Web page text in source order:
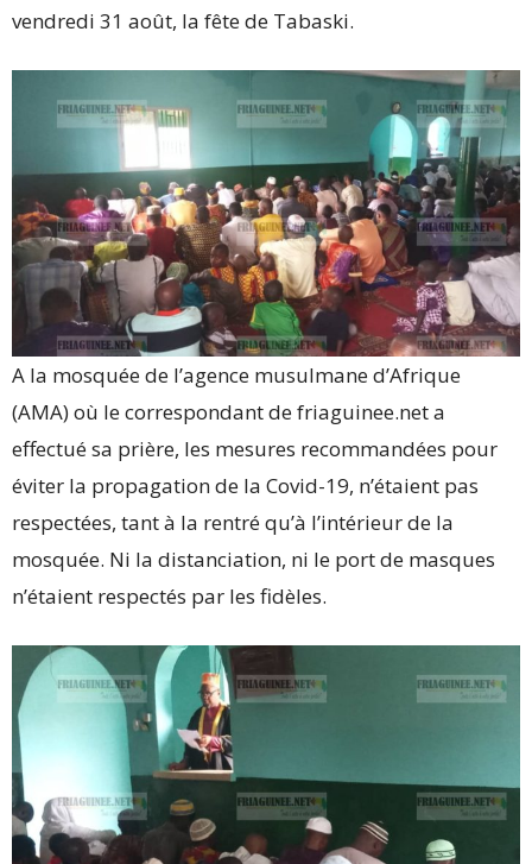
vendredi 31 août, la fête de Tabaski.
A la mosquée de l’agence musulmane d’Afrique
(AMA) où le correspondant de friaguinee.net a
effectué sa prière, les mesures recommandées pour
éviter la propagation de la Covid-19, n’étaient pas
respectées, tant à la rentré qu’à l’intérieur de la
mosquée. Ni la distanciation, ni le port de masques
n’étaient respectés par les fidèles.